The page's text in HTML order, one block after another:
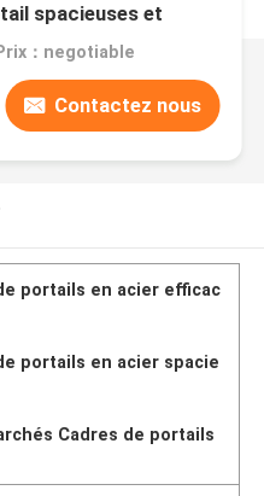
spacieuses et
：negotiable
Contactez nous
portails en acier efficac
portails en acier spacie
Cadres de portails